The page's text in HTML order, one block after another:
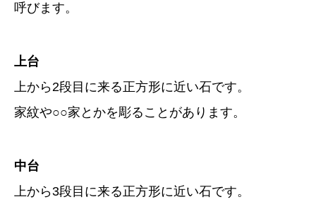
呼びます。
上台
上から2段目に来る正方形に近い石です。
家紋や○○家とかを彫ることがあります。
中台
上から3段目に来る正方形に近い石です。